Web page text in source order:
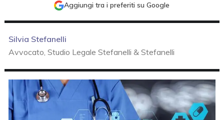
Aggiungi tra i preferiti su Google
Silvia Stefanelli
Avvocato, Studio Legale Stefanelli & Stefanelli